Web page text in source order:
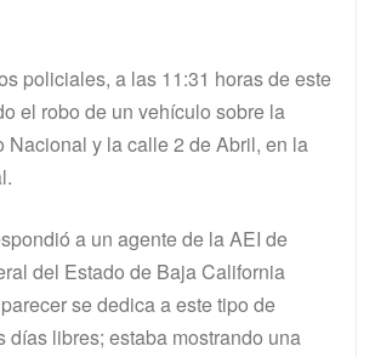
policiales, a las 11:31 horas de este
el robo de un vehículo sobre la
Nacional y la calle 2 de Abril, en la
a un agente de la AEI de
del Estado de Baja California
se dedica a este tipo de
días libres; estaba mostrando una